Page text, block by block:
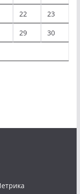
22 23
29 30